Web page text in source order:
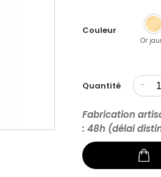
Couleur
Or
Quantité -
Fabrication
: 48h (délai